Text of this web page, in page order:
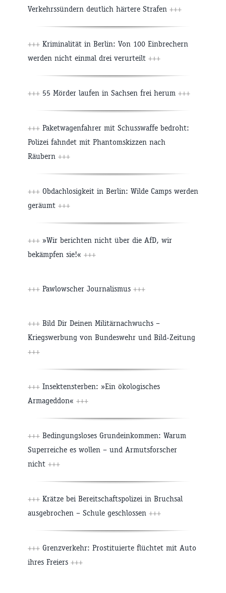
Verkehrssündern deutlich härtere Strafen +++
+++ Kriminalität in Berlin: Von 100 Einbrechern
werden nicht einmal drei verurteilt +++
+++ 55 Mörder laufen in Sachsen frei herum +++
+++ Paketwagenfahrer mit Schusswaffe bedroht:
Polizei fahndet mit Phantomskizzen nach
Räubern +++
+++ Obdachlosigkeit in Berlin: Wilde Camps werden
geräumt +++
+++ »Wir berichten nicht über die AfD, wir
bekämpfen sie!« +++
+++ Pawlowscher Journalismus +++
+++ Bild Dir Deinen Militärnachwuchs –
Kriegswerbung von Bundeswehr und Bild-Zeitung
+++
+++ Insektensterben: »Ein ökologisches
Armageddon« +++
+++ Bedingungsloses Grundeinkommen: Warum
Superreiche es wollen – und Armutsforscher
nicht +++
+++ Krätze bei Bereitschaftspolizei in Bruchsal
ausgebrochen – Schule geschlossen +++
+++ Grenzverkehr: Prostituierte flüchtet mit Auto
ihres Freiers +++